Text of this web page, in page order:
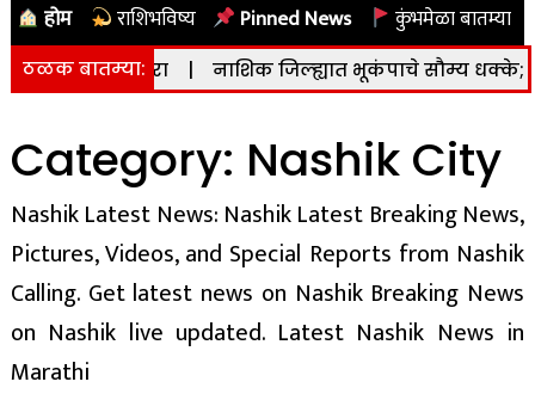
होम राशिभविष्य Pinned News कुंभमेळा बातम्या
ठळक बातम्या:
इशारा | नाशिक जिल्ह्यात भूकंपाचे सौम्य धक्के; तीव्रता ४.३
Category: Nashik City
Nashik Latest News: Nashik Latest Breaking News,
Pictures, Videos, and Special Reports from Nashik
Calling. Get latest news on Nashik Breaking News
on Nashik live updated. Latest Nashik News in
Marathi